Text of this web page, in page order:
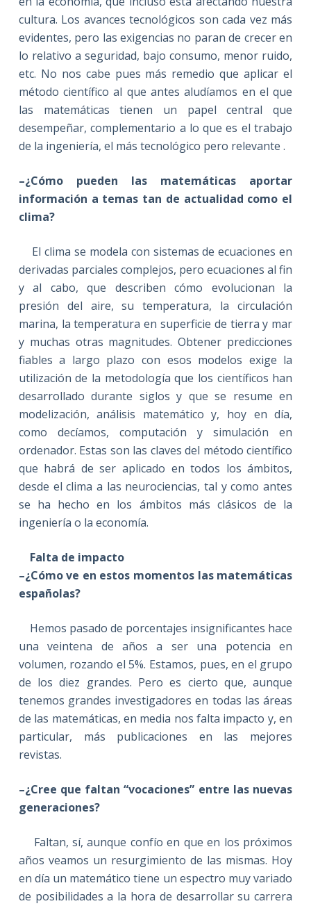
cultura. Los avances tecnológicos son cada vez más
evidentes, pero las exigencias no paran de crecer en
lo relativo a seguridad, bajo consumo, menor ruido,
etc. No nos cabe pues más remedio que aplicar el
método científico al que antes aludíamos en el que
las matemáticas tienen un papel central que
desempeñar, complementario a lo que es el trabajo
de la ingeniería, el más tecnológico pero relevante .
–¿Cómo pueden las matemáticas aportar
información a temas tan de actualidad como el
clima?
El clima se modela con sistemas de ecuaciones en
derivadas parciales complejos, pero ecuaciones al fin
y al cabo, que describen cómo evolucionan la
presión del aire, su temperatura, la circulación
marina, la temperatura en superficie de tierra y mar
y muchas otras magnitudes. Obtener predicciones
fiables a largo plazo con esos modelos exige la
utilización de la metodología que los científicos han
desarrollado durante siglos y que se resume en
modelización, análisis matemático y, hoy en día,
como decíamos, computación y simulación en
ordenador. Estas son las claves del método científico
que habrá de ser aplicado en todos los ámbitos,
desde el clima a las neurociencias, tal y como antes
se ha hecho en los ámbitos más clásicos de la
ingeniería o la economía.
Falta de impacto
–¿Cómo ve en estos momentos las matemáticas
españolas?
Hemos pasado de porcentajes insignificantes hace
una veintena de años a ser una potencia en
volumen, rozando el 5%. Estamos, pues, en el grupo
de los diez grandes. Pero es cierto que, aunque
tenemos grandes investigadores en todas las áreas
de las matemáticas, en media nos falta impacto y, en
particular, más publicaciones en las mejores
revistas.
–¿Cree que faltan “vocaciones” entre las nuevas
generaciones?
Faltan, sí, aunque confío en que en los próximos
años veamos un resurgimiento de las mismas. Hoy
en día un matemático tiene un espectro muy variado
de posibilidades a la hora de desarrollar su carrera